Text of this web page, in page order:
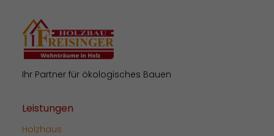
Ihr Partner für ökologisches Bauen
Leistungen
Holzhaus